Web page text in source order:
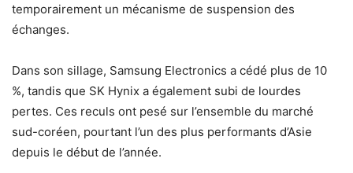
temporairement un mécanisme de suspension des
échanges.
Dans son sillage, Samsung Electronics a cédé plus de 10
%, tandis que SK Hynix a également subi de lourdes
pertes. Ces reculs ont pesé sur l’ensemble du marché
sud-coréen, pourtant l’un des plus performants d’Asie
depuis le début de l’année.